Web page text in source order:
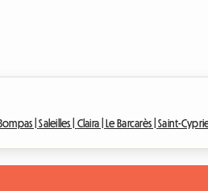
Bompas |Saleilles | Claira | Le Barcarès |Saint-